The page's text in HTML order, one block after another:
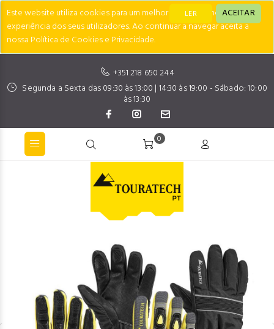
Este website utiliza cookies para um melhor desempenho e
experiência dos seus utilizadores. Ao continuar a navegar aceita a
nossa Política de Cookies e Privacidade.
LER ACEITAR
+351 218 650 244
Segunda a Sexta das 09:30 às 13:00 | 14:30 às 19:00 - Sábado: 10:00
às 13:30
0